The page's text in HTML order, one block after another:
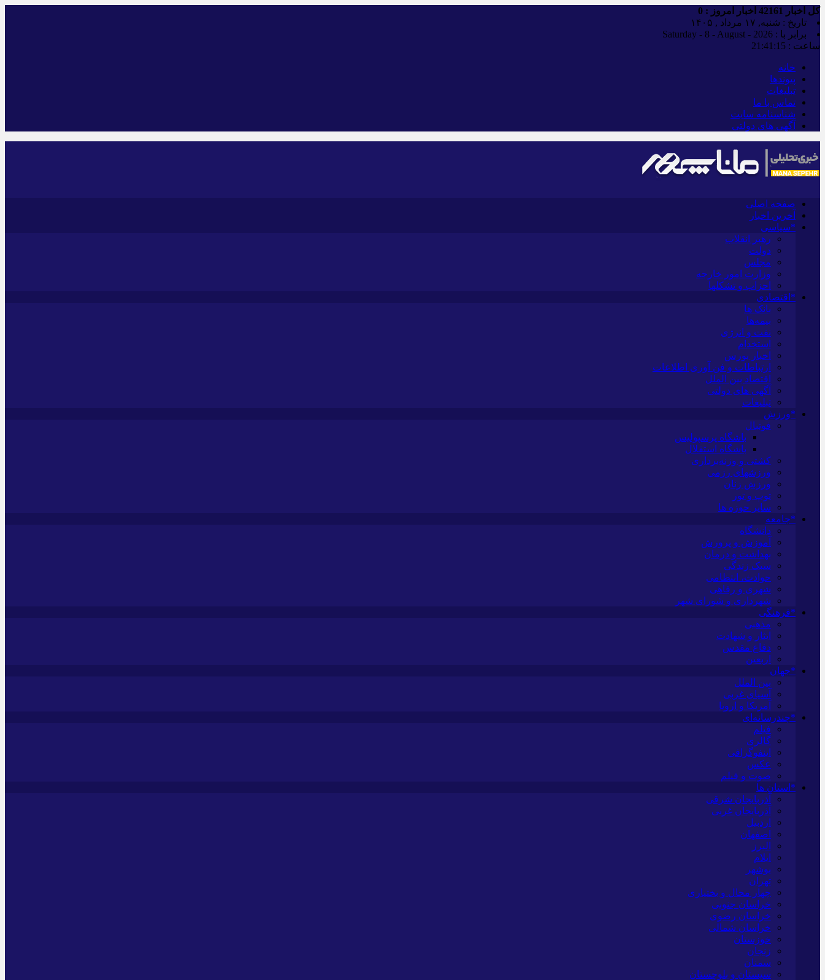
کل اخبار اخبار امروز : 0
تاریخ : شنبه, ۱۷ مرداد , ۱۴۰۵
برابر با : Saturday - 8 - August - 2026
ساعت : 21:41:16
خانه
پیوندها
تبلیغات
تماس با ما
شناسنامه سایت
آگهی های دولتی
صفحه اصلی
آخرین اخبار
*سیاسی
رهبر انقلاب
دولت
مجلس
وزارت امور خارجه
احزاب و تشکلها
*اقتصادی
بانک ها
بیمه‌ها
نفت و انرژی
استخدام
اخبار بورس
ارتباطات و فن آوری اطلاعات
اقتصاد بین الملل
آگهی های دولتی
تبلیغات
*ورزش
فوتبال
باشگاه پرسپولیس
باشگاه استقلال
کشتی و وزنه‌برداری
ورزشهای رزمی
ورزش زنان
توپ و تور
سایر حوزه ها
*جامعه
دانشگاه
آموزش و پرورش
بهداشت و درمان
سبک زندگی
حوادث، انتظامی
شهری و رفاهی
شهرداری و شورای شهر
*فرهنگی
مذهبی
ایثار و شهادت
دفاع مقدس
اربعین
*جهان
بین الملل
آسیای غربی
آمریکا و اروپا
*چندرسانه‌ای
فیلم
گالری
اینفوگرافی
عکس
صوت و فیلم
*استان ها
آذربایجان شرقی
آذربایجان غربی
اردبیل
اصفهان
البرز
ایلام
بوشهر
تهران
چهار محال و بختیاری
خراسان جنوبی
خراسان رضوی
خراسان شمالی
خوزستان
زنجان
سمنان
سیستان و بلوچستان